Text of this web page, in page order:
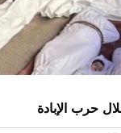
حرب الإبادة